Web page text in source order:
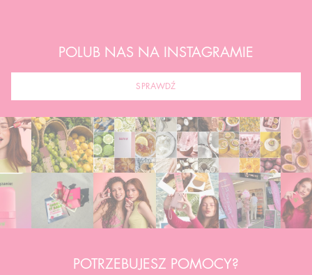
POLUB NAS NA INSTAGRAMIE
SPRAWDŹ
POTRZEBUJESZ POMOCY?